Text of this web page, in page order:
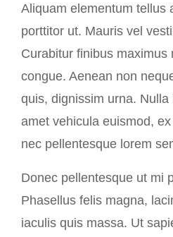
Aliquam elementum tellus
porttitor ut. Mauris vel
Curabitur finibus maximus
congue. Aenean non
quis, dignissim urna.
amet vehicula euismod,
nec pellentesque lorem
Donec pellentesque ut mi
Phasellus felis magna,
iaculis quis massa. Ut